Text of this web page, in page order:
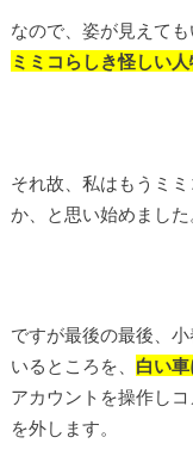
なので、姿が見えて
ミミコらしき怪しい
それ故、私はもうミ
か、と思い始めました
ですが最後の最後、
いるところを、 白い
アカウントを操作し
を外します。